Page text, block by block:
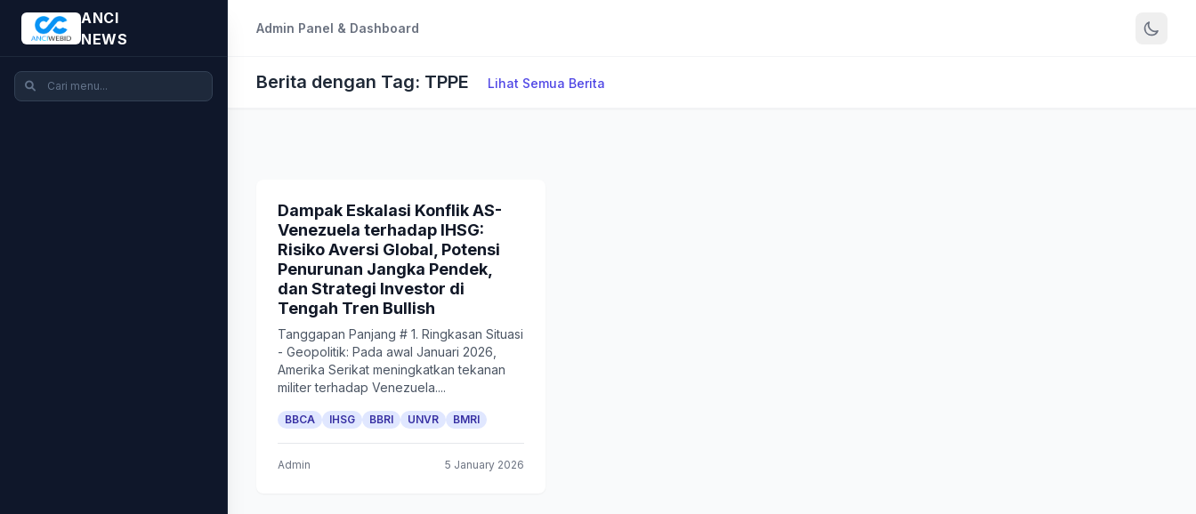
ANCI
NEWS
Admin Panel & Dashboard
Berita dengan Tag: TPPE Lihat Semua Berita
Dampak Eskalasi Konflik AS-
Venezuela terhadap IHSG:
Risiko Aversi Global, Potensi
Penurunan Jangka Pendek,
dan Strategi Investor di
Tengah Tren Bullish
Tanggapan Panjang # 1. Ringkasan Situasi
- Geopolitik: Pada awal Januari 2026,
Amerika Serikat meningkatkan tekanan
militer terhadap Venezuela....
BBCA IHSG BBRI UNVR BMRI
Admin 5 January 2026